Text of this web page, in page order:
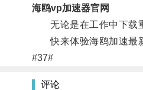
海鸥vp加速器官网
无论是在工作中下载重
快来体验海鸥加速最新
#37#
评论